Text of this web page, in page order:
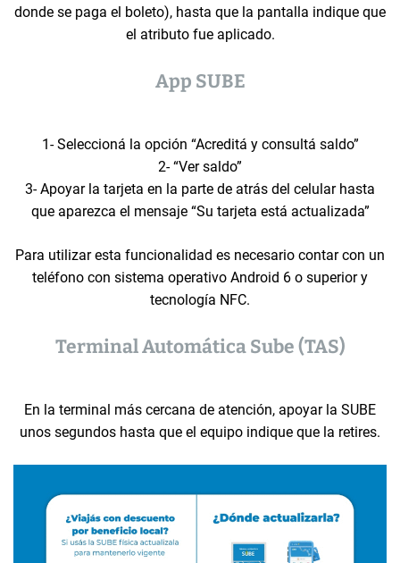
donde se paga el boleto), hasta que la pantalla indique que
el atributo fue aplicado.
App SUBE
1- Seleccioná la opción “Acreditá y consultá saldo”
2- “Ver saldo”
3- Apoyar la tarjeta en la parte de atrás del celular hasta
que aparezca el mensaje “Su tarjeta está actualizada”
Para utilizar esta funcionalidad es necesario contar con un
teléfono con sistema operativo Android 6 o superior y
tecnología NFC.
Terminal Automática Sube (TAS)
En la terminal más cercana de atención, apoyar la SUBE
unos segundos hasta que el equipo indique que la retires.